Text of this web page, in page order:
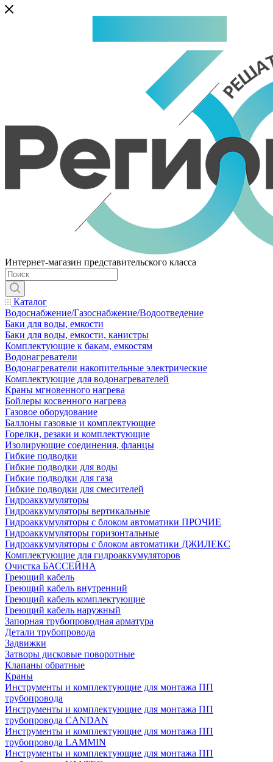
Интернет-магазин представительского класса
Каталог
Водоснабжение/Газоснабжение/Водоотведение
Баки для воды, емкости
Баки для воды, емкости, канистры
Комплектующие к бакам, емкостям
Водонагреватели
Водонагреватели накопительные электрические
Комплектующие для водонагревателей
Краны мгновенного нагрева
Бойлеры косвенного нагрева
Газовое оборудование
Баллоны газовые и комплектующие
Горелки, резаки и комплектующие
Изолирующие соединения, фланцы
Гибкие подводки
Гибкие подводки для воды
Гибкие подводки для газа
Гибкие подводки для смесителей
Гидроаккумуляторы
Гидроаккумуляторы вертикальные
Гидроаккумуляторы с блоком автоматики ПРОЧИЕ
Гидроаккумуляторы горизонтальные
Гидроаккумуляторы с блоком автоматики ДЖИЛЕКС
Комплектующие для гидроаккумуляторов
Очистка БАССЕЙНА
Греющий кабель
Греющий кабель внутренний
Греющий кабель комплектующие
Греющий кабель наружный
Запорная трубопроводная арматура
Детали трубопровода
Задвижки
Затворы дисковые поворотные
Клапаны обратные
Краны
Инструменты и комплектующие для монтажа ПП
трубопровода
Инструменты и комплектующие для монтажа ПП
трубопровода CANDAN
Инструменты и комплектующие для монтажа ПП
трубопровода LAMMIN
Инструменты и комплектующие для монтажа ПП